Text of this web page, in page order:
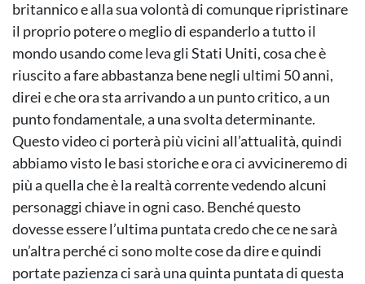
britannico e alla sua volontà di comunque ripristinare
il proprio potere o meglio di espanderlo a tutto il
mondo usando come leva gli Stati Uniti, cosa che è
riuscito a fare abbastanza bene negli ultimi 50 anni,
direi e che ora sta arrivando a un punto critico, a un
punto fondamentale, a una svolta determinante.
Questo video ci porterà più vicini all’attualità, quindi
abbiamo visto le basi storiche e ora ci avvicineremo di
più a quella che è la realtà corrente vedendo alcuni
personaggi chiave in ogni caso. Benché questo
dovesse essere l’ultima puntata credo che ce ne sarà
un’altra perché ci sono molte cose da dire e quindi
portate pazienza ci sarà una quinta puntata di questa